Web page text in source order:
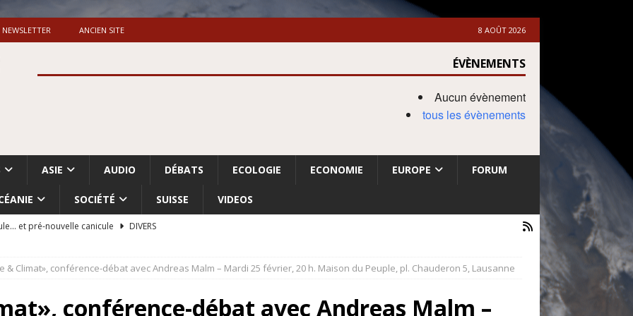
NEWSLETTER ANCIEN SITE 8 AOÛT 2026
ÉVÈNEMENTS
Aucun évènement
tous les évènements
ASIE AUDIO DÉBATS ECOLOGIE ECONOMIE EUROPE FORUM
SOCIÉTÉ SUISSE VIDEOS
et pré-nouvelle canicule
DIVERS
du nettoyage ethnique en Cisjordanie et à Gaza
& Climat», conférence-débat avec Andreas Malm – Mardi 25 février, 20 h. Maison du Peuple, pl. Chauderon 5, Lausanne
conférence-débat avec Andreas Malm –